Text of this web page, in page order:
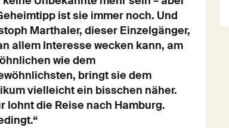
ist sie immer noch. Und
Marthaler, dieser Einzelgänger,
allem Interesse wecken kann, am
wie dem
bringt sie dem
vielleicht ein bisschen näher.
lohnt die Reise nach Hamburg.